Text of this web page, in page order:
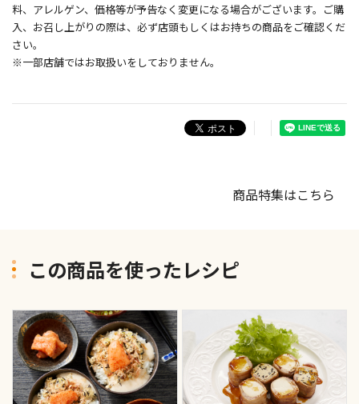
料、アレルゲン、価格等が予告なく変更になる場合がございます。ご購
入、お召し上がりの際は、必ず店頭もしくはお持ちの商品をご確認くだ
さい。
※一部店舗ではお取扱いをしておりません。
商品特集はこちら
この商品を使ったレシピ